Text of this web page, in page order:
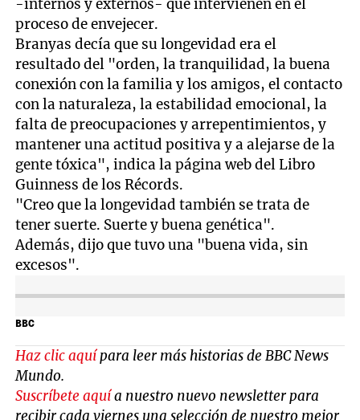
-internos y externos- que intervienen en el
proceso de envejecer.
Branyas decía que su longevidad era el
resultado del "orden, la tranquilidad, la buena
conexión con la familia y los amigos, el contacto
con la naturaleza, la estabilidad emocional, la
falta de preocupaciones y arrepentimientos, y
mantener una actitud positiva y a alejarse de la
gente tóxica", indica la página web del Libro
Guinness de los Récords.
"Creo que la longevidad también se trata de
tener suerte. Suerte y buena genética".
Además, dijo que tuvo una "buena vida, sin
excesos".
BBC
Haz clic aquípara leer más historias de BBC News
Mundo.
Suscríbete aquía nuestro nuevo newsletter para
recibir cada viernes una selección de nuestro mejor